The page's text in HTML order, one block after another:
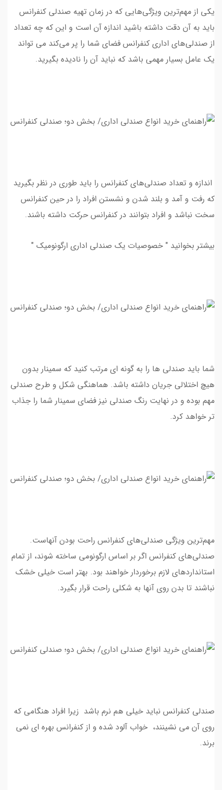
یکی از مهم‌ترین ویژگی‌هایی که در زمان تهیه صندلی کنفرانس
باید به آن دقت داشته باشید اندازه آن است و این که چه تعداد
از صندلی‌های اداری کنفرانس فضای شما را پر می‌کند مي تواند
يك عامل بسيار مهمي باشد كه نبايد آن را ناديده بگيريد.
اندازه و تعداد صندلی‌های کنفرانس را باید طوری در نظر بگیرید
که رفت و آمد و بلند شدن و نشستن افراد را در حین کنفرانس
سخت نباشد و افراد بتوانند در كنفرانس حركت داشته باشند.
بیشتر بخوانید " خصوصیات یک صندلی اداری ارگونومیک "
شما بايد صندلي ها را به گونه اي مرتب كنيد كه سمينار بدون
هيچ اختلالي جريان داشته باشد. هماهنگي شكل و طرح صندلي
مهم بوده و در نهايت رنگ صندلي نيز فضاي سمينار شما را جذاب
تر خواهد كرد.
مهم‌ترین ویژگی‌ صندلی‌های کنفرانس راحت بودن آنهاست.
صندلی‌های کنفرانس اگر بر اساس ارگونومی ساخته شوند، از تمام
استانداردهای لازم برخوردار خواهند بود. بهتر است خیلی خشک
نباشند تا بدن روی آنها به شکلی راحت قرار بگیرد.
صندلی کنفرانس نباید خیلی هم نرم باشد زیرا افراد هنگامي كه
روي آن مي نشينند، خواب آلود شده و از كنفرانس بهره اي نمی
برند.